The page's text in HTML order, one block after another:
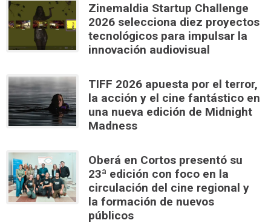
Zinemaldia Startup Challenge
2026 selecciona diez proyectos
tecnológicos para impulsar la
innovación audiovisual
TIFF 2026 apuesta por el terror,
la acción y el cine fantástico en
una nueva edición de Midnight
Madness
Oberá en Cortos presentó su
23ª edición con foco en la
circulación del cine regional y
la formación de nuevos
públicos